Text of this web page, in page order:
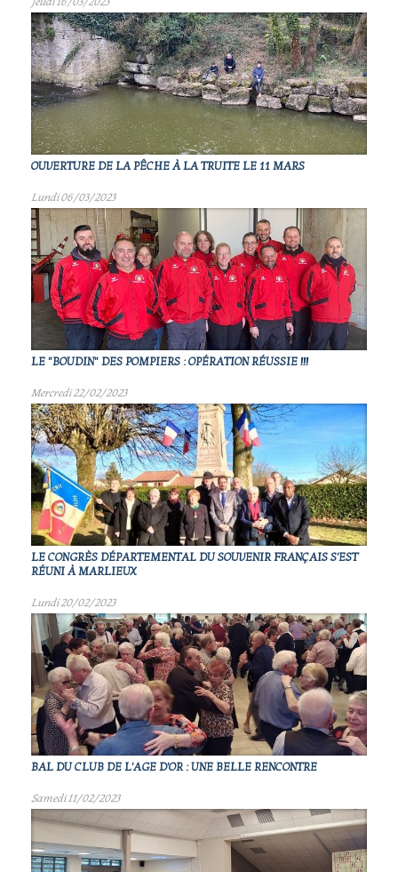
OUVERTURE DE LA PÊCHE À LA TRUITE LE 11 MARS
Lundi 06/03/2023
LE "BOUDIN" DES POMPIERS : OPÉRATION RÉUSSIE !!!
Mercredi 22/02/2023
LE CONGRÈS DÉPARTEMENTAL DU SOUVENIR FRANÇAIS S'EST
RÉUNI À MARLIEUX
Lundi 20/02/2023
BAL DU CLUB DE L'AGE D'OR : UNE BELLE RENCONTRE
Samedi 11/02/2023